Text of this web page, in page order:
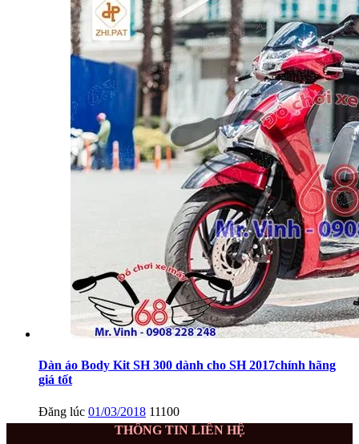
Dàn áo Body Kit SH 300 dành cho SH 2017chính hãng
giá tốt
Đăng lúc 01/03/2018 11100
THÔNG TIN LIÊN HỆ